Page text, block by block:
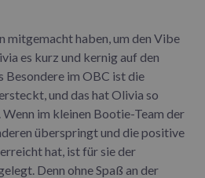
mitgemacht haben, um den Vibe
es kurz und kernig auf den
Besondere im OBC ist die
und das hat Olivia so
im kleinen Bootie-Team der
überspringt und die positive
hat, ist für sie der
Denn ohne Spaß an der